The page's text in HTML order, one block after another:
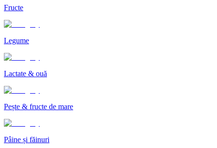
Fructe
Legume
Lactate & ouă
Pește & fructe de mare
Pâine și făinuri